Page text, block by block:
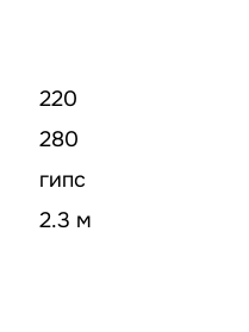
220
280
гипс
2.3 м